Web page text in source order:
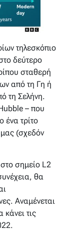
τηλεσκόπιο
δεύτερο
σταθερή
από τη Γη ή
τη Σελήνη.
– που
ένα τρίτο
(σχεδόν
σημείο L2
θα
Αναμένεται
κάνει τις